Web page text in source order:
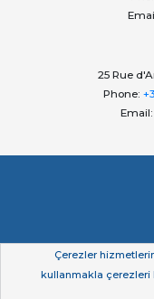
25 Rue
Phone:
Email:
Çerezler
kullanmakla çerezleri